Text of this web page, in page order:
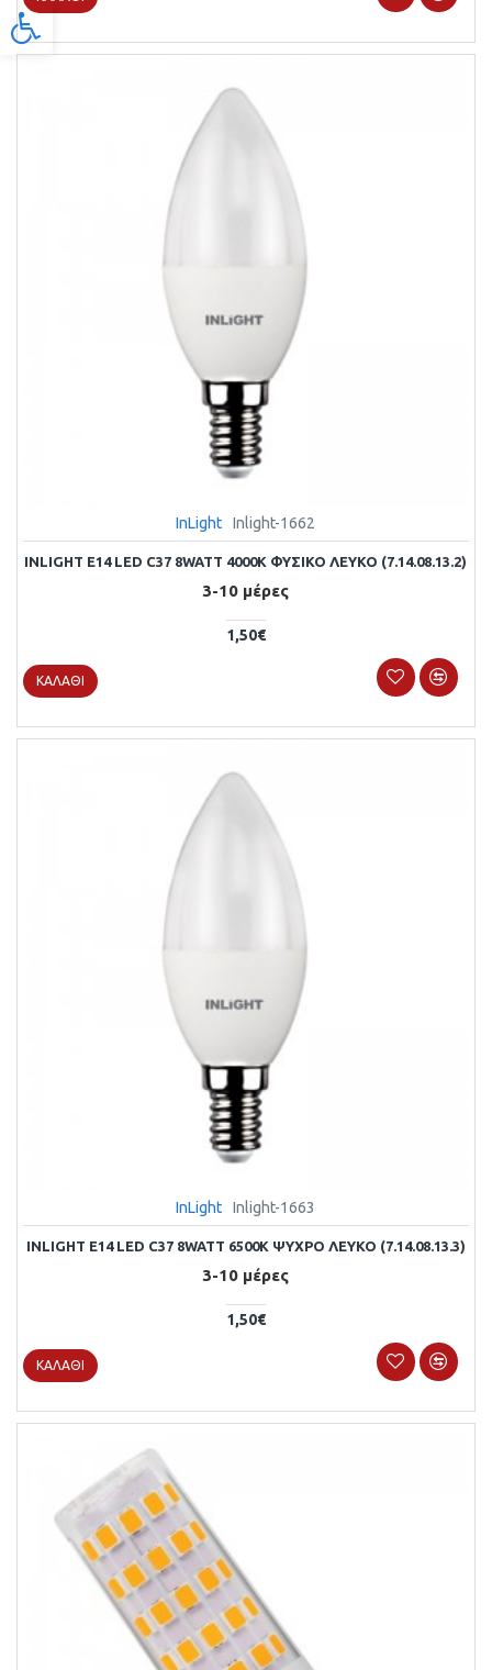
Προσβασιμότητα
InLight Inlight-1662
INLIGHT E14 LED C37 8WATT 4000Κ ΦΥΣΙΚΌ ΛΕΥΚΌ (7.14.08.13.2)
3-10 μέρες
1,50€
ΚΑΛΆΘΙ
InLight Inlight-1663
INLIGHT E14 LED C37 8WATT 6500Κ ΨΥΧΡΌ ΛΕΥΚΌ (7.14.08.13.3)
3-10 μέρες
1,50€
ΚΑΛΆΘΙ